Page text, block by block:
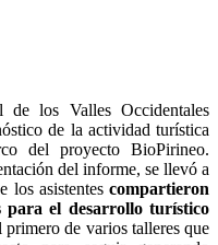
de los Valles Occidentales
de la actividad turística
del proyecto BioPirineo.
del informe, se llevó a
los asistentescompartieron
para el desarrollo turístico
de varios talleres que